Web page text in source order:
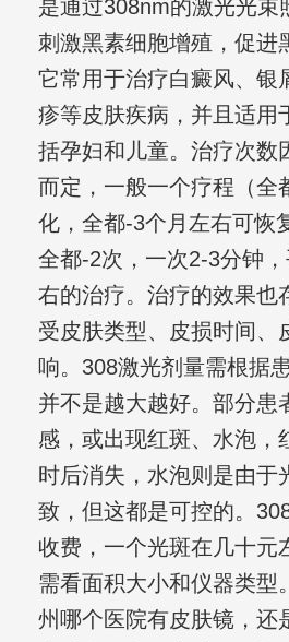
是通过308nm的激光光束
刺激黑素细胞增殖，促进
它常用于治疗白癜风、银
疹等皮肤疾病，并且适用
括孕妇和儿童。治疗次数
而定，一般一个疗程（全
化，全都-3个月左右可恢
全都-2次，一次2-3分钟
右的治疗。治疗的效果也
受皮肤类型、皮损时间、
响。308激光剂量需根据
并不是越大越好。部分患
感，或出现红斑、水泡，
时后消失，水泡则是由于
致，但这都是可控的。
收费，一个光斑在几十元
需看面积大小和仪器类型
州哪个医院有皮肤镜，还